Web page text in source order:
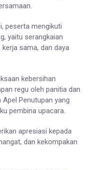
peserta mengikuti
yaitu serangkaian
sama, dan daya
kebersihan
regu oleh panitia dan
Penutupan yang
pembina upacara.
apresiasi kepada
dan kekompakan